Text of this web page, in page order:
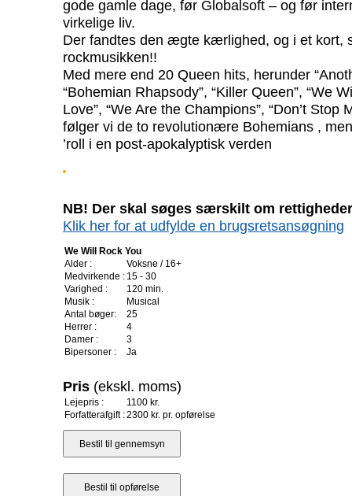
gode gamle dage, før Globalsoft – og før
virkelige liv.
Der fandtes den ægte kærlighed, og i et kort,
rockmusikken!!
Med mere end 20 Queen hits, herunder
“Bohemian Rhapsody”, “Killer Queen”, “We
Love”, “We Are the Champions”, “Don’t Stop
følger vi de to revolutionære Bohemians ,
’roll i en post-apokalyptisk verden
NB! Der skal søges særskilt om
Klik her for at udfylde en brugsretsansøgning
We Will Rock You
Alder :
Voksne / 16+
Medvirkende : 15 - 30
Varighed :
120 min.
Musik :
Musical
Antal bøger:
25
Herrer :
4
Damer :
3
Bipersoner :
Ja
Pris (ekskl. moms)
Lejepris :
1100 kr.
Forfatterafgift :2300 kr. pr. opførelse